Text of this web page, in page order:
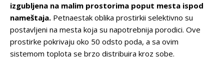
izgubljena na malim prostorima poput mesta ispod
nameštaja. Petnaestak oblika prostirkii selektivno su
postavljeni na mesta koja su napotrebnija porodici. Ove
prostirke pokrivaju oko 50 odsto poda, a sa ovim
sistemom toplota se brzo distribuira kroz sobe.